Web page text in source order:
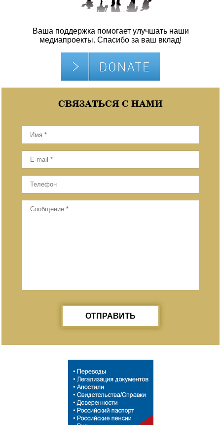
Ваша поддержка помогает улучшать наши
медиапроекты. Спасибо за ваш вклад!
СВЯЗАТЬСЯ С НАМИ
ОТПРАВИТЬ